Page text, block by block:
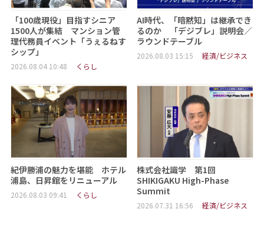
「100歳現役」目指すシニア
1500人が集結 マンション管
理代務員イベント「うぇるねす
シップ」
2026.08.04 10:48 くらし
AI時代、「暗黙知」は継承でき
るのか 「デジブレ」説明会／
ラウンドテーブル
2026.08.03 15:15 経済/ビジネス
紀伊勝浦の魅力を堪能 ホテル
浦島、日昇館をリニューアル
2026.08.03 09:41 くらし
株式会社識学 第1回
SHIKIGAKU High-Phase
Summit
2026.07.31 16:56 経済/ビジネス